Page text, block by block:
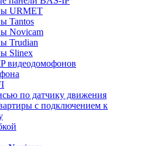
URMET
Tantos
Novicam
Trudian
Slinex
видеодомофонов
по датчику движения
с подключением к